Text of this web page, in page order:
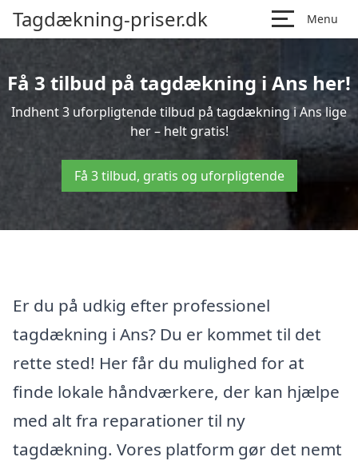
Tagdækning-priser.dk Menu
Få 3 tilbud på tagdækning i Ans her!
Indhent 3 uforpligtende tilbud på tagdækning i Ans lige
her – helt gratis!
Få 3 tilbud, gratis og uforpligtende
Er du på udkig efter professionel
tagdækning i Ans? Du er kommet til det
rette sted! Her får du mulighed for at
finde lokale håndværkere, der kan hjælpe
med alt fra reparationer til ny
tagdækning. Vores platform gør det nemt